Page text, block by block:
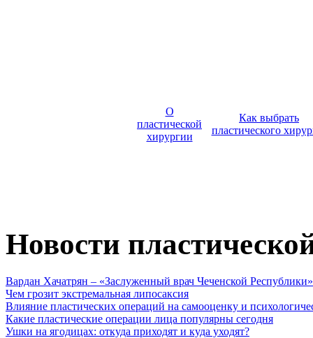
О
пластической
хирургии
Как выбрать
пластического
Новости
Вардан Хачатрян – «Заслуженный врач Чеченской Республики»
Чем грозит экстремальная липосаксия
Влияние пластических операций на самооценку и
Какие пластические операции лица популярны сегодня
Ушки на ягодицах: откуда приходят и куда уходят?